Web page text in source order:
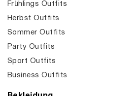
Frühlings Outfits
Herbst Outfits
Sommer Outfits
Party Outfits
Sport Outfits
Business Outfits